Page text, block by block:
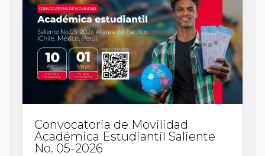
Convocatoria de Movilidad
Académica Estudiantil Saliente
No. 05-2026